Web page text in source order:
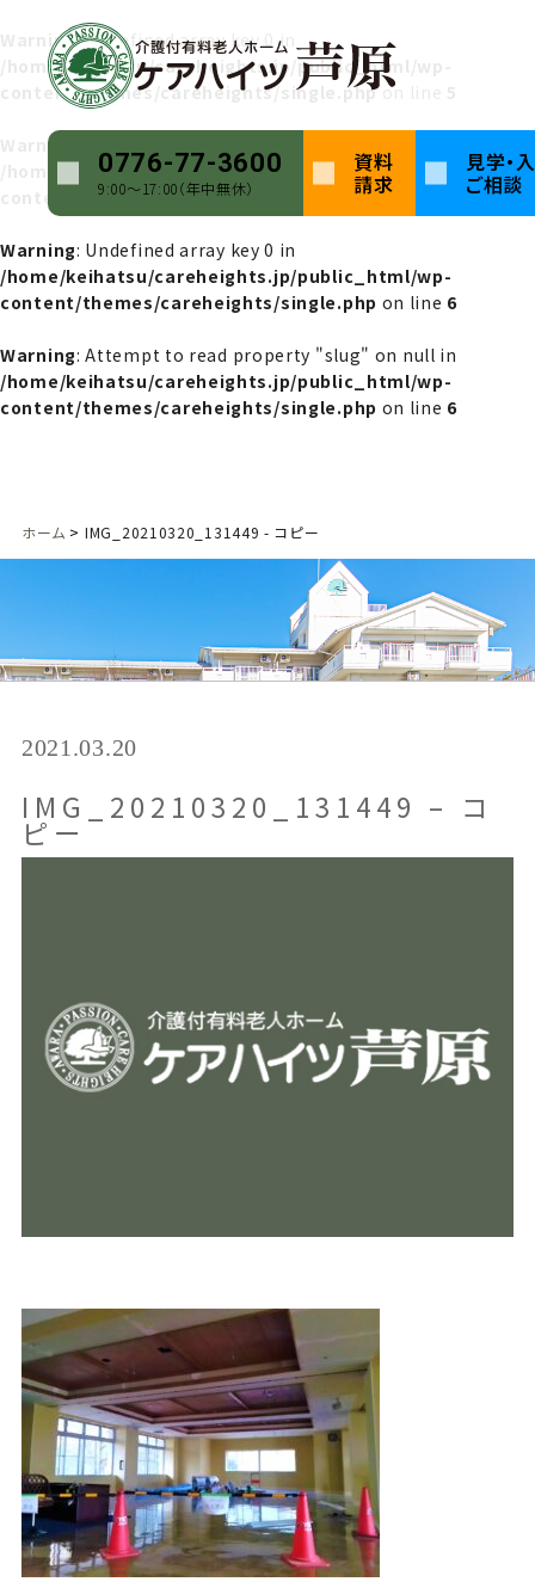
0776-77-3600
9:00〜17:00（年中無休）
資料
請求
見学・
ご相談
Warning: Undefined array key 0 in
/home/keihatsu/careheights.jp/public_html/wp-
content/themes/careheights/single.phpon line
Warning
/home/keihatsu/careheights.jp/public_html/wp-
content/themes/careheights/single.phpon line
Warning: Undefined array key 0 in
/home/keihatsu/careheights.jp/public_html/wp-
content/themes/careheights/single.php on line 6
Warning: Attempt to read property "slug" on null in
/home/keihatsu/careheights.jp/public_html/wp-
content/themes/careheights/single.php on line 6
ホーム IMG_20210320_131449 - コピー
2021.03.20
IMG_20210320_131449 – コ
ピー